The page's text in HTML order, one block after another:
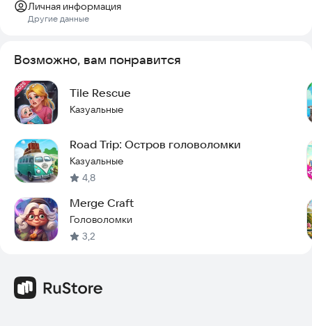
Личная информация
Другие данные
Возможно, вам понравится
Tile Rescue
Казуальные
Road Trip: Остров головоломки
Казуальные
4,8
Merge Craft
Головоломки
3,2